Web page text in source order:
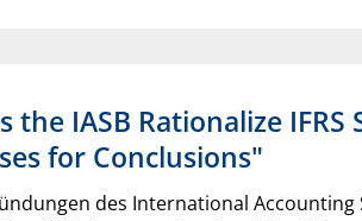
IASB Rationalize
for Conclusions"
des International